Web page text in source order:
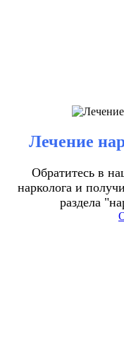
Лечение
Обратитесь в
нарколога и
раздела